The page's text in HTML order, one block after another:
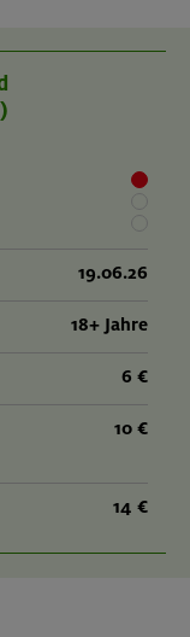
19.06.26
18+ Jahre
6 €
10 €
14 €